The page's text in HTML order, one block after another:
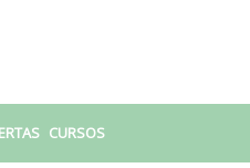
CURSOS